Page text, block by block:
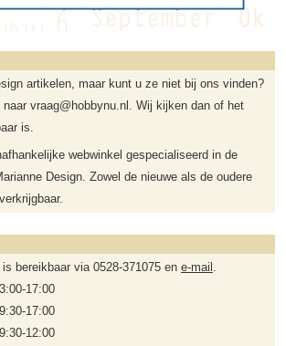
artikelen, maar kunt u ze niet bij ons vinden?
vraag@hobbynu.nl. Wij kijken dan of het
is.
webwinkel gespecialiseerd in de
Design. Zowel de nieuwe als de oudere
bereikbaar via 0528-371075 en e-mail .
17:00
17:00
12:00